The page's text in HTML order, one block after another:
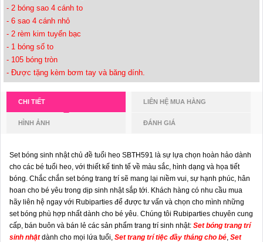
- 2 bóng sao 4 cánh to
- 6 sao 4 cánh nhỏ
- 2 rèm kim tuyến bạc
- 1 bóng số to
- 105 bóng tròn
- Được tặng kèm bơm tay và băng dính.
CHI TIẾT LIÊN HỆ MUA HÀNG
HÌNH ẢNH ĐÁNH GIÁ
Set bóng sinh nhật chủ đề tuổi heo SBTH591 là sự lựa chọn hoàn hảo dành
cho các bé tuổi heo, với thiết kế tinh tế về màu sắc, hình dạng và họa tiết
bóng. Chắc chắn set bóng trang trí sẽ mang lại niềm vui, sự hạnh phúc, hân
hoan cho bé yêu trong dịp sinh nhật sắp tới. Khách hàng có nhu cầu mua
hãy liên hệ ngay với Rubiparties để được tư vấn và chọn cho mình những
set bóng phù hợp nhất dành cho bé yêu. Chúng tôi Rubiparties chuyên cung
cấp, bán buôn và bán lẻ các sản phẩm trang trí sinh nhật: Set bóng trang trí
sinh nhậtdành cho mọi lứa tuổi, Set trang trí tiệc đầy tháng cho bé, Set